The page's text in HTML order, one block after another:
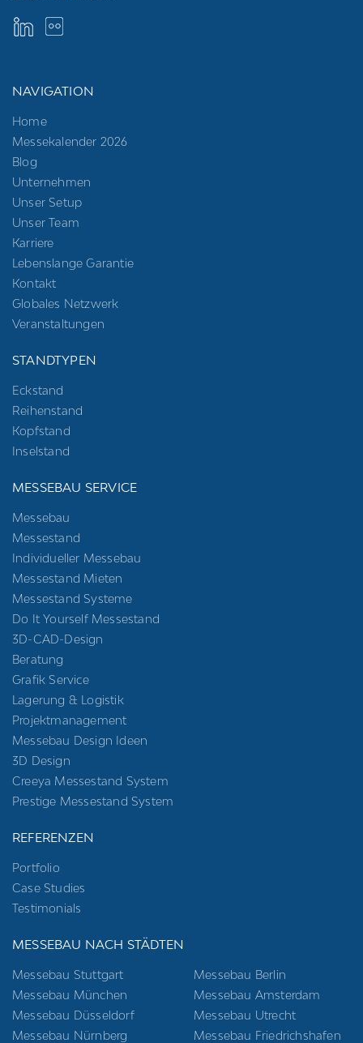
NAVIGATION
Home
Messekalender 2026
Blog
Unternehmen
Unser Setup
Unser Team
Karriere
Lebenslange Garantie
Kontakt
Globales Netzwerk
Veranstaltungen
STANDTYPEN
Eckstand
Reihenstand
Kopfstand
Inselstand
MESSEBAU SERVICE
Messebau
Messestand
Individueller Messebau
Messestand Mieten
Messestand Systeme
Do It Yourself Messestand
3D-CAD-Design
Beratung
Grafik Service
Lagerung & Logistik
Projektmanagement
Messebau Design Ideen
3D Design
Creeya Messestand System
Prestige Messestand System
REFERENZEN
Portfolio
Case Studies
Testimonials
MESSEBAU NACH STÄDTEN
Messebau Stuttgart
Messebau München
Messebau Düsseldorf
Messebau Nürnberg
Messebau Berlin
Messebau Amsterdam
Messebau Utrecht
Messebau Friedrichshafen